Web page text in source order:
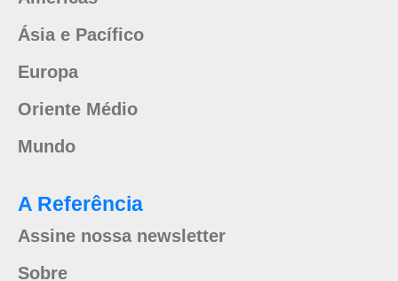
Ásia e Pacífico
Europa
Oriente Médio
Mundo
A Referência
Assine nossa newsletter
Sobre